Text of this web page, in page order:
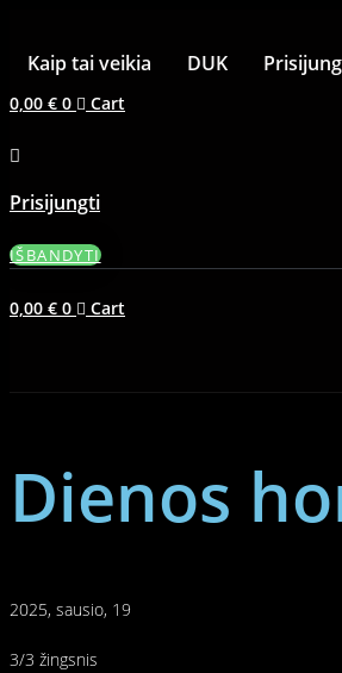
Kaip tai veikia DUK
0,00 € 0 Cart
Prisijungti
IŠBANDYTI
0,00 € 0 Cart
Dienos
2025, sausio, 19
3/3 žingsnis